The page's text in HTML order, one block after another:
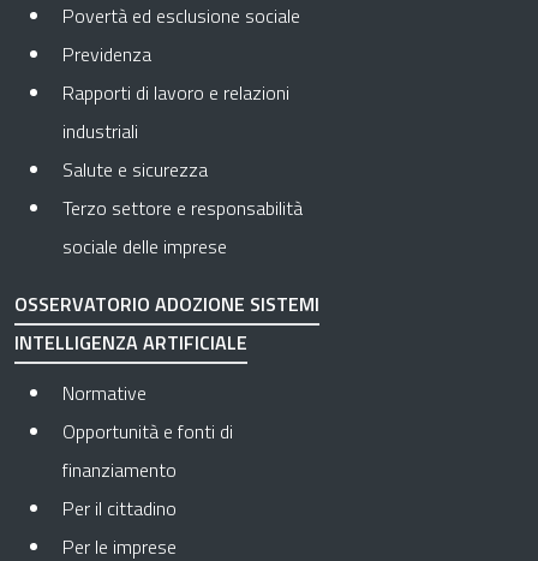
Povertà ed esclusione sociale
Previdenza
Rapporti di lavoro e relazioni
industriali
Salute e sicurezza
Terzo settore e responsabilità
sociale delle imprese
OSSERVATORIO ADOZIONE SISTEMI
INTELLIGENZA ARTIFICIALE
Normative
Opportunità e fonti di
finanziamento
Per il cittadino
Per le imprese